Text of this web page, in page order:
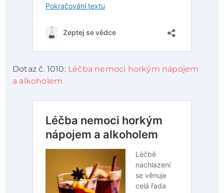
Dotaz č. 1010: Léčba nemoci horkým nápojem
a alkoholem